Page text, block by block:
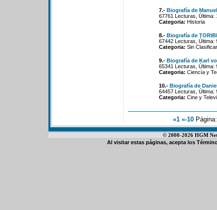
7.- Biografía de
67761 Lecturas, Última:
Categoria: Historia
8.- Biografía de
67442 Lecturas, Última:
Categoria: Sin Clasificar
9.- Biografía de Karl
65341 Lecturas, Última:
Categoria: Ciencía y
10.- Biografía de
64457 Lecturas, Última:
Categoria: Cine y
«1 «-10
© 2000-2026 HGM
Al visitar estas páginas, acepta los